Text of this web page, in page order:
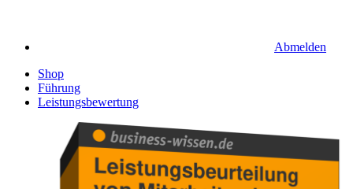
Abmelden
Shop
Führung
Leistungsbewertung